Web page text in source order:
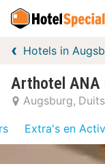
Hotels in
Arthotel ANA
Augsburg
Extra's en